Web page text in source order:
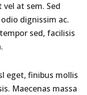
at sem. Sed
dignissim ac.
sed, facilisis
eget, finibus mollis
Maecenas massa